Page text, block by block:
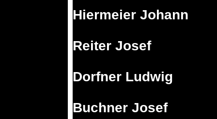
Hiermeier Johann
Reiter Josef
Dorfner Ludwig
Buchner Josef